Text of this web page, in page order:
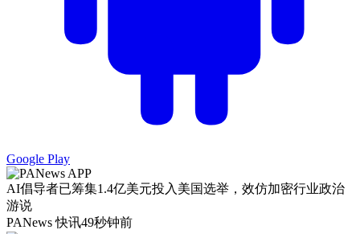
Google Play
AI倡导者已筹集1.4亿美元投入美国选举，效仿加密行业政治
游说
PANews 快讯49秒钟前